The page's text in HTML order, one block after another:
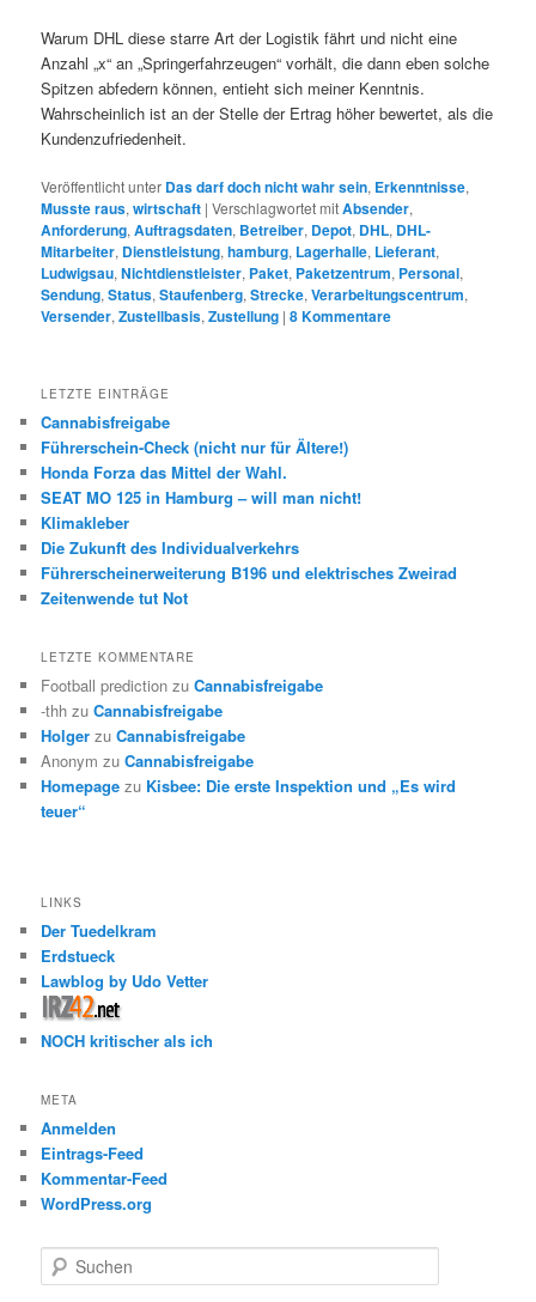
Warum DHL diese starre Art der Logistik fährt und nicht eine
Anzahl „x“ an „Springerfahrzeugen“ vorhält, die dann eben solche
Spitzen abfedern können, entieht sich meiner Kenntnis.
Wahrscheinlich ist an der Stelle der Ertrag höher bewertet, als die
Kundenzufriedenheit.
Veröffentlicht unter Das darf doch nicht wahr sein, Erkenntnisse,
Musste raus,wirtschaft |Verschlagwortet mitAbsender,
Anforderung,Auftragsdaten, Betreiber, Depot, DHL, DHL-
Mitarbeiter, Dienstleistung,hamburg, Lagerhalle, Lieferant,
Ludwigsau,Nichtdienstleister, Paket, Paketzentrum, Personal,
Sendung,Status,Staufenberg,Strecke,Verarbeitungscentrum,
Versender,Zustellbasis,Zustellung |8Kommentare
LETZTE EINTRÄGE
Cannabisfreigabe
Führerschein-Check (nicht nur für Ältere!)
Honda Forza das Mittel der Wahl.
SEAT MO 125 in Hamburg – will man nicht!
Klimakleber
Die Zukunft des Individualverkehrs
Führerscheinerweiterung B196 und elektrisches Zweirad
Zeitenwende tut Not
LETZTE KOMMENTARE
Football prediction zuCannabisfreigabe
-thh zuCannabisfreigabe
Holger zuCannabisfreigabe
Anonym zuCannabisfreigabe
Homepage zu Kisbee: Die erste Inspektion und „Es wird
teuer“
LINKS
Der Tuedelkram
Erdstueck
Lawblog by Udo Vetter
NOCH kritischer als ich
META
Anmelden
Eintrags-Feed
Kommentar-Feed
WordPress.org
u